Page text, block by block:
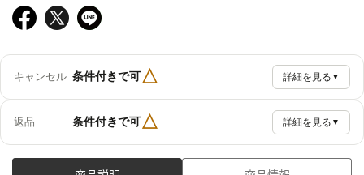
キャンセル 条件付きで可△ 詳細を見る ▼
返品 条件付きで可△ 詳細を見る ▼